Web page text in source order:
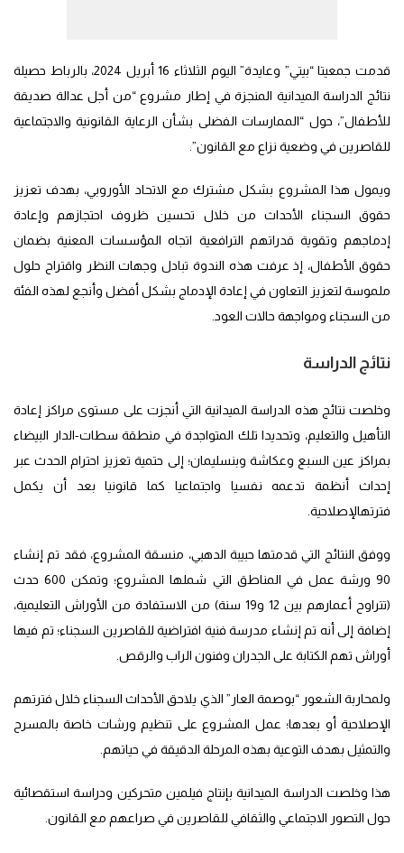
قدمت جمعيتا “بيتي” وعايدة” اليوم الثلاثاء 16 أبريل 2024، بالرباط حصيلة
نتائج الدراسة الميدانية المنجزة في إطار مشروع “من أجل عدالة صديقة
للأطفال”، حول “الممارسات الفضلى بشأن الرعاية القانونية والاجتماعية
للقاصرين في وضعية نزاع مع القانون”.
ويمول هذا المشروع بشكل مشترك مع الاتحاد الأوروبي، بهدف تعزيز
حقوق السجناء الأحداث من خلال تحسين ظروف احتجازهم وإعادة
إدماجهم وتقوية قدراتهم الترافعية اتجاه المؤسسات المعنية بضمان
حقوق الأطفال، إذ عرفت هذه الندوة تبادل وجهات النظر واقتراح حلول
ملموسة لتعزيز التعاون في إعادة الإدماج بشكل أفضل وأنجع لهذه الفئة
من السجناء ومواجهة حالات العود.
نتائج الدراسة
وخلصت نتائج هذه الدراسة الميدانية التي أنجزت على مستوى مراكز إعادة
التأهيل والتعليم، وتحديدا تلك المتواجدة في منطقة سطات-الدار البيضاء
بمراكز عين السبع وعكاشة وبنسليمان؛ إلى حتمية تعزيز احترام الحدث عبر
إحداث أنظمة تدعمه نفسيا واجتماعيا كما قانونيا بعد أن يكمل
فترتهالإصلاحية.
ووفق النتائج التي قدمتها حبيبة الدهبي، منسقة المشروع، فقد تم إنشاء
90 ورشة عمل في المناطق التي شملها المشروع؛ وتمكن 600 حدث
(تتراوح أعمارهم بين 12 و19 سنة) من الاستفادة من الأوراش التعليمية،
إضافة إلى أنه تم إنشاء مدرسة فنية افتراضية للقاصرين السجناء؛ تم فيها
أوراش تهم الكتابة على الجدران وفنون الراب والرقص.
ولمحاربة الشعور “بوصمة العار” الذي يلاحق الأحداث السجناء خلال فترتهم
الإصلاحية أو بعدها؛ عمل المشروع على تنظيم ورشات خاصة بالمسرح
والتمثيل بهدف التوعية بهذه المرحلة الدقيقة في حياتهم.
هذا وخلصت الدراسة الميدانية بإنتاج فيلمين متحركين ودراسة استقصائية
حول التصور الاجتماعي والثقافي للقاصرين في صراعهم مع القانون.